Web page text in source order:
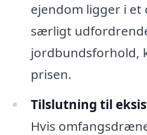
ejendom ligger i et
særligt
jordbundsforhold,
prisen.
Tilslutning til
Hvis